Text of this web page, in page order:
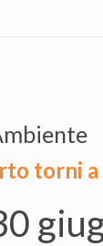
torni